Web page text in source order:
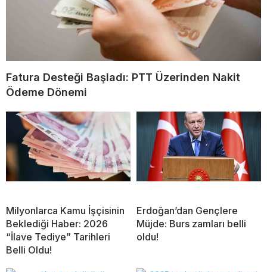
Fatura Desteği Başladı: PTT Üzerinden Nakit
Ödeme Dönemi
Milyonlarca Kamu İşçisinin
Beklediği Haber: 2026
“İlave Tediye” Tarihleri
Belli Oldu!
Erdoğan’dan Gençlere
Müjde: Burs zamları belli
oldu!